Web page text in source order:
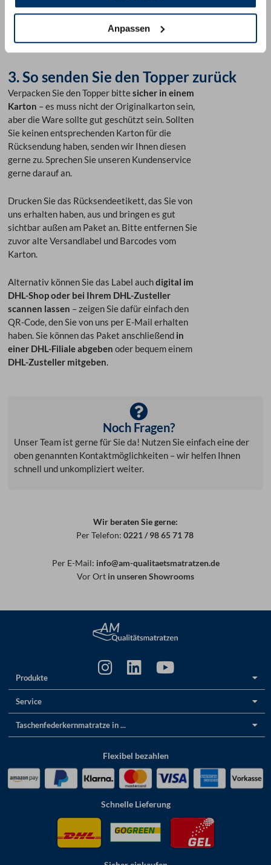
Anpassen
keinen anderen Topper testen? Kein
und erstatten Ihnen den vollen
Kaufbetrag.
3. So senden Sie den Topper zurück
Verpacken Sie den Topper bittesicher in einem
Karton – es muss nicht der Originalkarton sein,
aber die Ware sollte gut geschützt sein. Sollten
Sie keinen entsprechenden Karton für die
Rücksendung haben, senden wir Ihnen diesen
gerne zu. Sprechen Sie unseren Kundenservice
gerne darauf an.
Drucken Sie das Rücksendeetikett, das Sie von
uns erhalten haben, aus und bringen es gut
sichtbar außen am Paket an. Bitte entfernen Sie
zuvor alte Versandlabel und Barcodes vom
Karton.
Alternativ können Sie das Label auchdigital im
DHL-Shop oder bei Ihrem DHL-Zusteller
scannen lassen – zeigen Sie dafür einfach den
QR-Code, den Sie von uns per E-Mail erhalten
haben. Sie können das Paket anschließend in
einer DHL-Filiale abgeben oder bequem einem
DHL-Zusteller mitgeben.
Noch Fragen?
Unser Team ist gerne für Sie da! Nutzen Sie einfach eine der
oben genannten Kontaktmöglichkeiten – wir helfen Ihnen
schnell und unkompliziert weiter.
Wir beraten Sie gerne:
Per Telefon: 0221 / 98 65 71 78
Per E-Mail: info@am-qualitaetsmatratzen.de
Vor Ort in unseren Showrooms
Produkte
Service
Taschenfederkernmatratze in ...
Flexibel bezahlen
Schnelle Lieferung